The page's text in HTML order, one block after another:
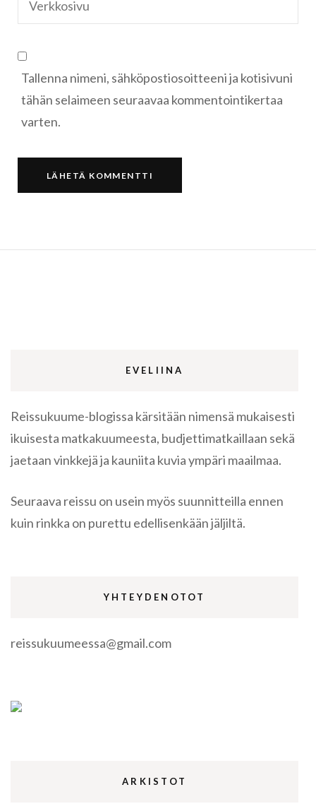
Tallenna nimeni, sähköpostiosoitteeni ja kotisivuni
tähän selaimeen seuraavaa kommentointikertaa
varten.
EVELIINA
Reissukuume-blogissa kärsitään nimensä mukaisesti
ikuisesta matkakuumeesta, budjettimatkaillaan sekä
jaetaan vinkkejä ja kauniita kuvia ympäri maailmaa.
Seuraava reissu on usein myös suunnitteilla ennen
kuin rinkka on purettu edellisenkään jäljiltä.
YHTEYDENOTOT
reissukuumeessa@gmail.com
ARKISTOT